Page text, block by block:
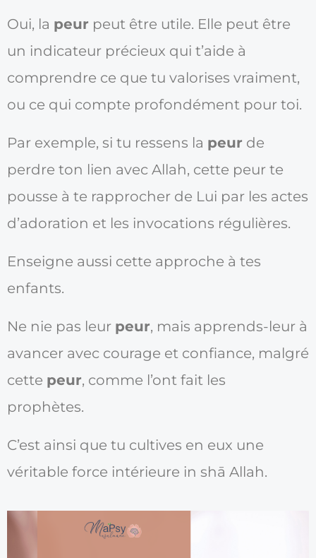
Oui, la peur peut être utile. Elle peut être
un indicateur précieux qui t’aide à
comprendre ce que tu valorises vraiment,
ou ce qui compte profondément pour toi.
Par exemple, si tu ressens la peur de
perdre ton lien avec Allah, cette peur te
pousse à te rapprocher de Lui par les actes
d’adoration et les invocations régulières.
Enseigne aussi cette approche à tes
enfants.
Ne nie pas leur peur, mais apprends-leur à
avancer avec courage et confiance, malgré
cette peur, comme l’ont fait les
prophètes.
C’est ainsi que tu cultives en eux une
véritable force intérieure in shā Allah.